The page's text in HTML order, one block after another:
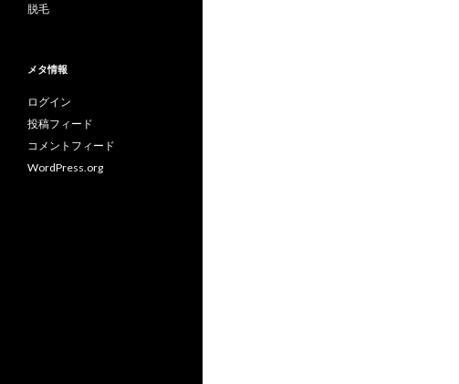
脱毛
メタ情報
ログイン
投稿フィード
コメントフィード
WordPress.org